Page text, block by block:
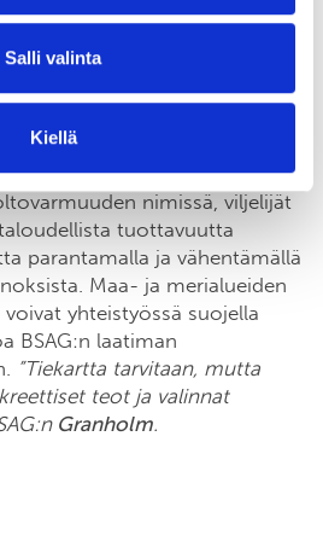
Salli valinta
Kiellä
Näitä tulee suojella.
vaikuttaa monella tasolla.
yritykset ja
etsiä yhteistyöratkaisuja
nimissä, viljelijät
tuottavuutta
parantamalla ja vähentämällä
Maa- ja merialueiden
yhteistyössä suojella
BSAG:n laatiman
”Tiekartta tarvitaan, mutta
teot ja valinnat
Granholm.